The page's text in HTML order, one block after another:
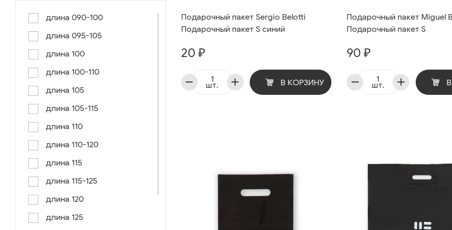
длина 090-100
длина 095-105
длина 100
длина 100-110
длина 105
длина 105-115
длина 110
длина 110-120
длина 115
длина 115-125
длина 120
длина 125
Подарочный пакет Sergio Belotti
Подарочный пакет S синий
20 ₽
шт. В КОРЗИНУ
Подарочный пакет Miguel
Подарочный пакет S
90 ₽
шт.